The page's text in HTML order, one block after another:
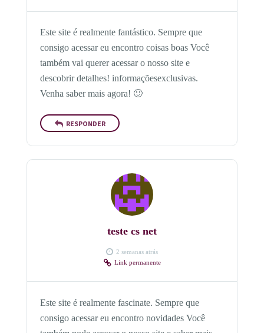
Este site é realmente fantástico. Sempre que
consigo acessar eu encontro coisas boas Você
também vai querer acessar o nosso site e
descobrir detalhes! informaçõesexclusivas.
Venha saber mais agora! 🙂
RESPONDER
teste cs net
2 semanas atrás
Link permanente
Este site é realmente fascinate. Sempre que
consigo acessar eu encontro novidades Você